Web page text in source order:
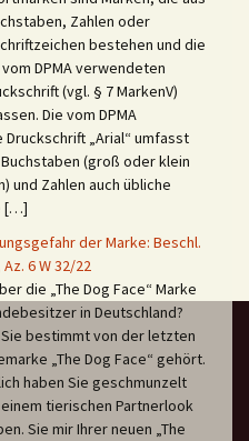
Zahlen oder
bestehen und die
DPMA verwendeten
(vgl. § 7 MarkenV)
Die vom DPMA
„Arial“ umfasst
(groß oder klein
und Zahlen auch übliche
[…]
der Marke: Beschl.
6 W 32/22
die „The Dog Face“ Marke
in Deutschland?
Sie bestimmt von der letzten
„The Dog Face“ gehört.
haben Sie geschmunzelt
tierischen Partnerlook
Sie mir Ihrer neuen „The